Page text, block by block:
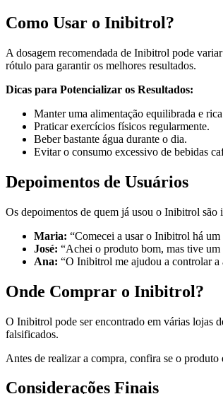
Como Usar o Inibitrol?
A dosagem recomendada de Inibitrol pode
rótulo para garantir os melhores resultados.
Dicas para Potencializar os Resultados:
Manter uma alimentação equilibrada e
Praticar exercícios físicos regularmente.
Beber bastante água durante o dia.
Evitar o consumo excessivo de bebidas
Depoimentos de Usuários
Os depoimentos de quem já usou o Inibitrol são
Maria: “Comecei a usar o Inibitrol há
José: “Achei o produto bom, mas tive
Ana: “O Inibitrol me ajudou a controlar a
Onde Comprar o Inibitrol?
O Inibitrol pode ser encontrado em várias lojas
falsificados.
Antes de realizar a compra, confira se o
Considerações Finais